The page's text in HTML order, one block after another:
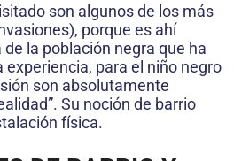
son algunos de los más
porque es ahí
la población negra que ha
para el niño negro
son absolutamente
Su noción de barrio
física.